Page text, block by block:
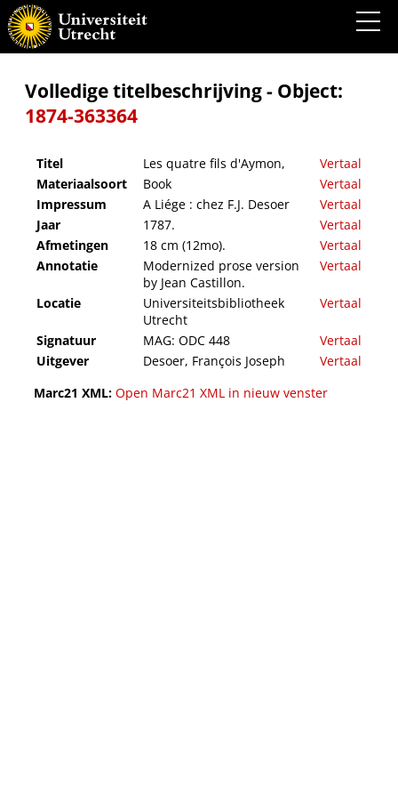
Les quatre fils d'Aymon,
Volledige titelbeschrijving - Object:
1874-363364
Titel Les quatre fils d'Aymon,
Vertaal
Materiaalsoort
Book
Vertaal
Impressum
A Liége : chez F.J. Desoer
Vertaal
Jaar
1787.
Vertaal
Afmetingen
18 cm (12mo).
Vertaal
Annotatie
Modernized prose version
by Jean Castillon.
Vertaal
Locatie
Universiteitsbibliotheek
Utrecht
Vertaal
Signatuur MAG: ODC 448
Vertaal
Uitgever
Desoer, François Joseph
Vertaal
Marc21 XML: Open Marc21 XML in nieuw venster